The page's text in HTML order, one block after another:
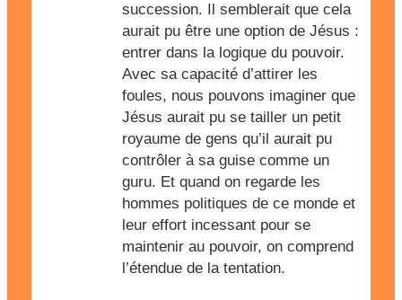
succession. Il semblerait que cela
aurait pu être une option de Jésus :
entrer dans la logique du pouvoir.
Avec sa capacité d’attirer les
foules, nous pouvons imaginer que
Jésus aurait pu se tailler un petit
royaume de gens qu’il aurait pu
contrôler à sa guise comme un
guru. Et quand on regarde les
hommes politiques de ce monde et
leur effort incessant pour se
maintenir au pouvoir, on comprend
l’étendue de la tentation.